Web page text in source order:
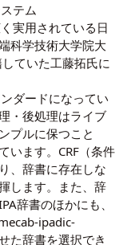
テム
実用されている日
科学技術大学院大
ていた工藤拓氏に
ダードになってい
・後処理はライブ
プルに保つこと
います。CRF（条件
、辞書に存在しな
します。また、辞
辞書のほかにも、
ipadic-
た辞書を選択でき